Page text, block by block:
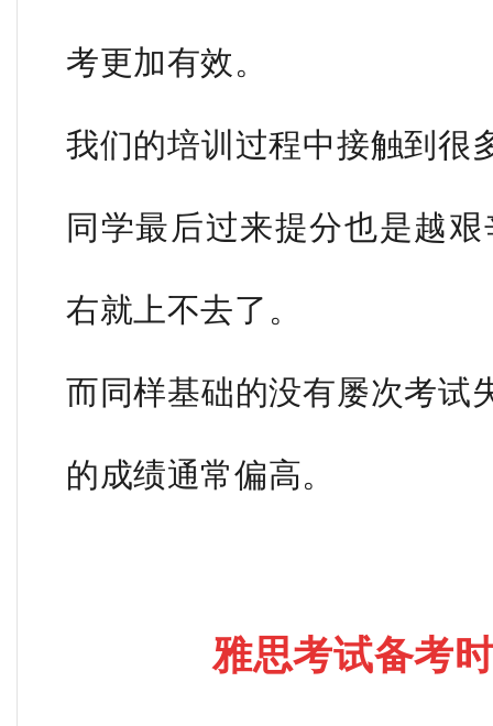
考更加有效。
我们的培训过程中接触到很
同学最后过来提分也是越
右就上不去了。
而同样基础的没有屡次考试
的成绩通常偏高。
雅思考试备考